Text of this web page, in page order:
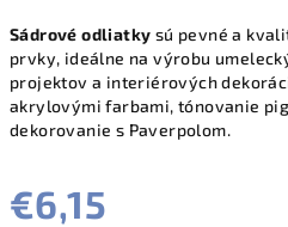
Sádrové odliatky sú pevné a
prvky, ideálne na výrobu
projektov a interiérových
akrylovými farbami, tónovanie
dekorovanie s Paverpolom.
€6,15